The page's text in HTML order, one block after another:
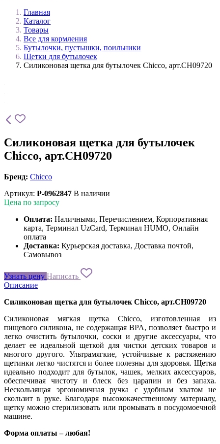
Главная
Каталог
Товары
Все для кормления
Бутылочки, пустышки, поильники
Щетки для бутылочек
Силиконовая щетка для бутылочек Chicco, арт.CH09720
Силиконовая щетка для бутылочек
Chicco, арт.CH09720
Бренд: Chicco
Артикул: P-0962847 В наличии
Цена по запросу
Оплата: Наличными, Перечислением, Корпоративная
карта, Терминал UzCard, Терминал HUMO, Онлайн
оплата
Доставка: Курьерская доставка, Доставка почтой,
Самовывоз
Узнать цену Написать
Описание
Силиконовая щетка для бутылочек Chicco, арт.CH09720
Силиконовая мягкая щетка Chicco, изготовленная из
пищевого силикона, не содержащая BPA, позволяет быстро и
легко очистить бутылочки, соски и другие аксессуары, что
делает ее идеальной щеткой для чистки детских товаров и
многого другого. Ультрамягкие, устойчивые к растяжению
щетинки легко чистятся и более полезны для здоровья. Щетка
идеально подходит для бутылок, чашек, мелких аксессуаров,
обеспечивая чистоту и блеск без царапин и без запаха.
Нескользящая эргономичная ручка с удобным хватом не
скользит в руке. Благодаря высококачественному материалу,
щетку можно стерилизовать или промывать в посудомоечной
машине.
Форма оплаты – любая!